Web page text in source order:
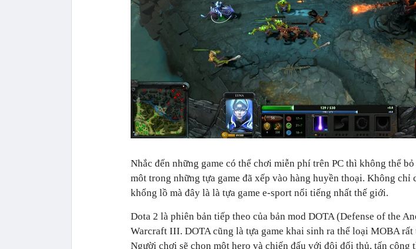
Nhắc đến những game có thể chơi miễn phí trên PC thì không thể
môt trong những tựa game đã xếp vào hàng huyền thoại. Không
khổng lồ mà đây là là tựa game e-sport nổi tiếng nhất thế giới.
Dota 2 là phiên bản tiếp theo của bản mod DOTA (Defense of the
Warcraft III. DOTA cũng là tựa game khai sinh ra thể loại MOBA rất
Người chơi sẽ chọn một hero và chiến đấu với đội đối thủ, tấn công